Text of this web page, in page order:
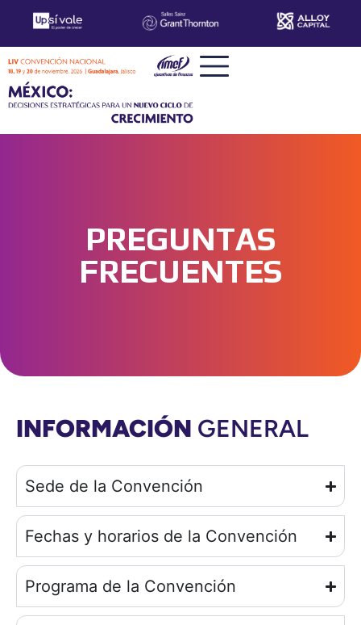
PREGUNTAS
FRECUENTES
INFORMACIÓN GENERAL
Sede de la Convención
Fechas y horarios de la Convención
Programa de la Convención